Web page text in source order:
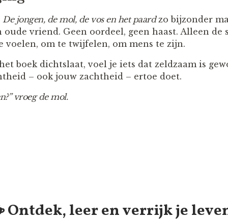
De jongen, de mol, de vos en het paardzo bijzonder
oude vriend. Geen oordeel, geen haast. Alleen
voelen, om te twijfelen, om mens te zijn.
boek dichtslaat, voel je iets dat zeldzaam is
– ook jouw zachtheid – ertoe doet.
vroeg de mol.
Ontdek, leer en verrijk je